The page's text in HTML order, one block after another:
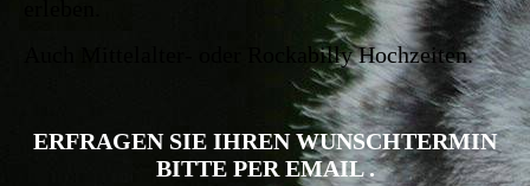
Auch Mittelalter- oder Rockabilly Hochzeiten.
ERFRAGEN SIE IHREN WUNSCHTERMIN
BITTE PER EMAIL .